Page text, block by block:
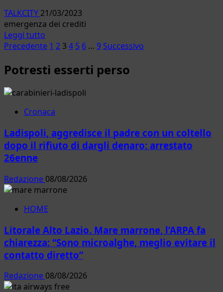
del
gelato
artigianale”
TALKCITY 21/03/2023
emergenza dei crediti
Leggi tutto
di
su
CNA.
“Serve
segnale
forte
chiaro
per
dei
crediti
Paginazione
degli
Precedente 1 2 3 4 5 6 … 9Successivo
Potresti esserti perso
Cronaca
Ladispoli, aggredisce il padre con un coltello
dopo il rifiuto di dargli denaro: arrestato
26enne
Redazione 08/08/2026
HOME
Litorale Alto Lazio. Mare marrone, l’ARPA fa
chiarezza: “Sono microalghe, meglio evitare il
contatto diretto”
Redazione 08/08/2026